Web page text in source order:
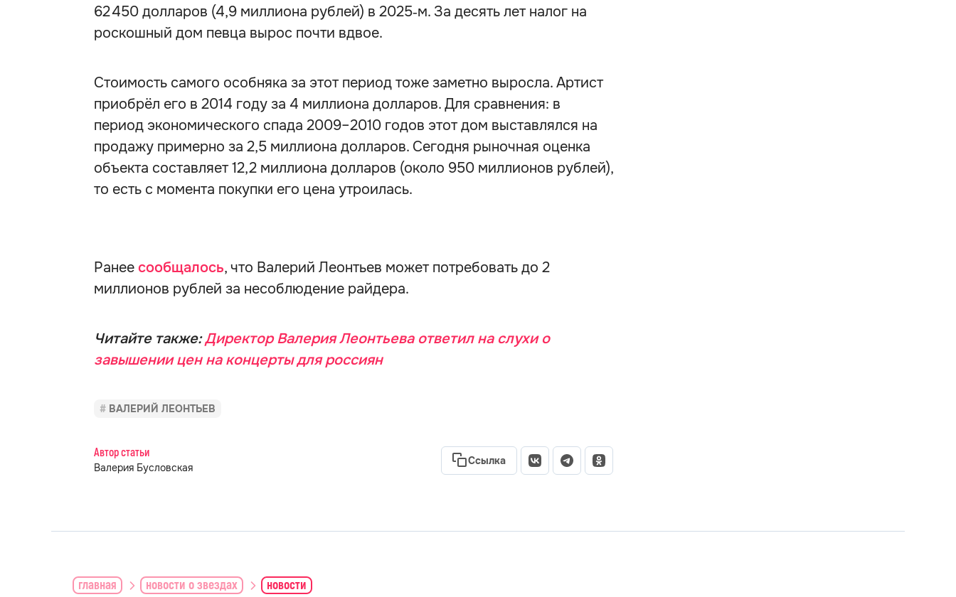
62 450 долларов (4,9 миллиона рублей) в 2025‑м. За десять лет налог на
роскошный дом певца вырос почти вдвое.
Стоимость самого особняка за этот период тоже заметно выросла. Артист
приобрёл его в 2014 году за 4 миллиона долларов. Для сравнения: в
период экономического спада 2009–2010 годов этот дом выставлялся на
продажу примерно за 2,5 миллиона долларов. Сегодня рыночная оценка
объекта составляет 12,2 миллиона долларов (около 950 миллионов рублей),
то есть с момента покупки его цена утроилась.
Ранее сообщалось, что Валерий Леонтьев может потребовать до 2
миллионов рублей за несоблюдение райдера.
Читайте также:Директор Валерия Леонтьева ответил на слухи о
завышении цен на концерты для россиян
ВАЛЕРИЙ ЛЕОНТЬЕВ
Автор статьи
Валерия Бусловская
Ссылка
главная новости о звездах новости